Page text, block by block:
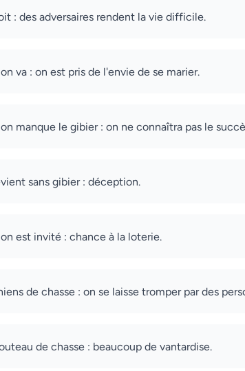
: des adversaires rendent la vie difficile.
va : on est pris de l'envie de se marier.
manque le gibier : on ne connaîtra pas le
sans gibier : déception.
est invité : chance à la loterie.
de chasse : on se laisse tromper par des
de chasse : beaucoup de vantardise.